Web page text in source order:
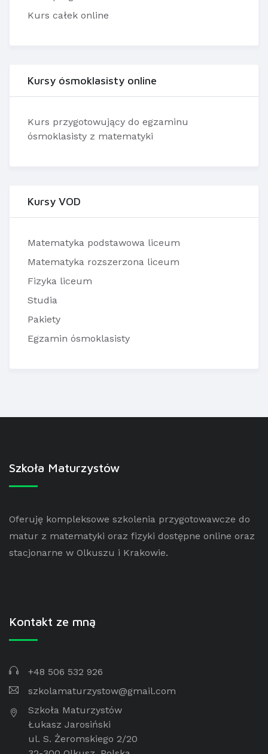
Kurs całek online
Kursy ósmoklasisty online
Kurs przygotowujący do egzaminu
ósmoklasisty z matematyki
Kursy VOD
Matematyka podstawowa liceum
Matematyka rozszerzona liceum
Fizyka liceum
Studia
Pakiety
Egzamin ósmoklasisty
Szkoła Maturzystów
Oferuję kompleksowe szkolenia przygotowawcze do
matur z matematyki oraz fizyki dostępne online oraz
stacjonarne w Olkuszu i Krakowie.
Kontakt ze mną
+48 506 532 926
szkolamaturzystow@gmail.com
Szkoła Maturzystów
Łukasz Jarosiński
ul. S. Żeromskiego 2/20